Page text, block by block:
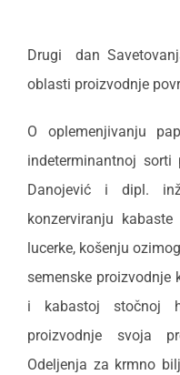
Drugi dan
oblasti proizvodnje
O oplemenjivanju
indeterminantnoj
Danojević i dipl.
konzerviranju
lucerke, košenju
semenske proizvodnje
i kabastoj stočnoj
proizvodnje svoja
Odeljenja za krmno